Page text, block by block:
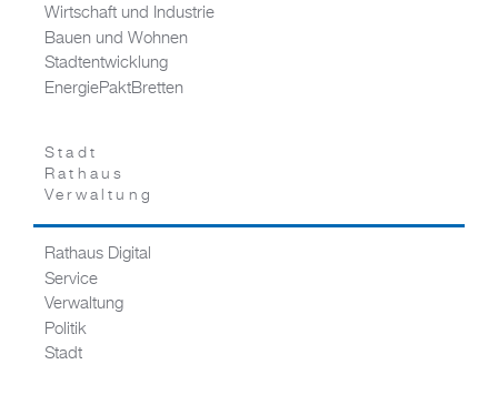
Wirtschaft und Industrie
Bauen und Wohnen
Stadtentwicklung
EnergiePaktBretten
Stadt
Rathaus
Verwaltung
Rathaus Digital
Service
Verwaltung
Politik
Stadt